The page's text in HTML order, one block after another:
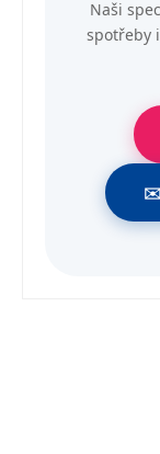
Naši
spotřeby
✉️